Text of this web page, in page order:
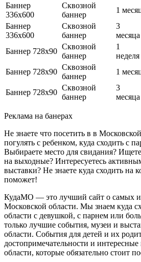
Баннер
336x600
Сквозной
баннер
1
Баннер
336x600
Сквозной
баннер
3
месяца
Баннер 728х90
Сквозной
баннер
1
неделя
Баннер 728х90
Сквозной
баннер
1
Баннер 728х90
Сквозной
баннер
3
месяца
Реклама на банерах
Не знаете что посетить в в
погулять с ребенком, куда сходить с
Выбираете место для свидания?
на выходные? Интересуетесь
выставки? Не знаете куда сходить на
поможет!
КудаМО — это лучший сайт о самых
Московской области. Мы знаем куда
области с девушкой, с парнем или
только лучшие события, музеи и
области. События для детей и их
достопримечательности и
области, которые обязательно стоит